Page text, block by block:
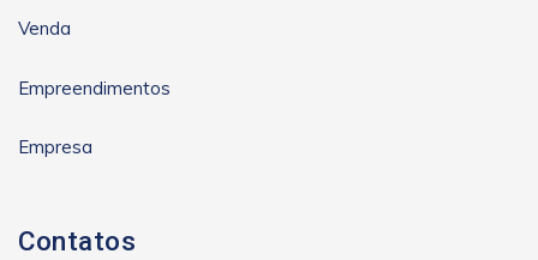
Venda
Empreendimentos
Empresa
Contatos